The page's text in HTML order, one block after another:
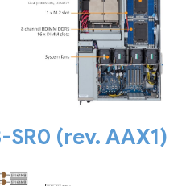
(rev. AAX1)